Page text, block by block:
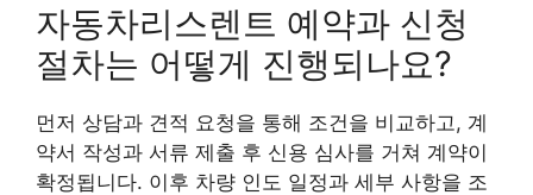
자동차리스렌트 예약과 신청
절차는 어떻게 진행되나요?
먼저 상담과 견적 요청을 통해 조건을 비교하고, 계
약서 작성과 서류 제출 후 신용 심사를 거쳐 계약이
확정됩니다. 이후 차량 인도 일정과 세부 사항을 조